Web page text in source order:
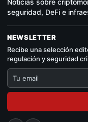
Noticias sobre
seguridad, DeFi e
NEWSLETTER
Recibe una selección
regulación y seguridad